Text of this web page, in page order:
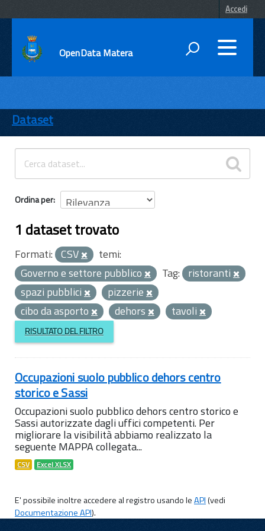
Accedi
OpenData Matera
ENTI
TEMI
INFORMAZIONI
Dataset
Ordina per
1 dataset trovato
Formati: CSV
temi:
Governo e settore pubblico
Tag: ristoranti
spazi pubblici
pizzerie
cibo da asporto
dehors tavoli
RISULTATO DEL FILTRO
Occupazioni suolo pubblico dehors centro
storico e Sassi
Occupazioni suolo pubblico dehors centro storico e
Sassi autorizzate dagli uffici competenti. Per
migliorare la visibilità abbiamo realizzato la
seguente MAPPA collegata...
CSV Excel XLSX
E' possibile inoltre accedere al registro usando leAPI(vedi
Documentazione API).